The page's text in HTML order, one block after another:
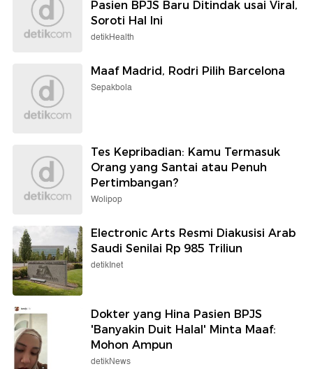
Pasien BPJS Baru Ditindak usai Viral,
Soroti Hal Ini
detikHealth
Maaf Madrid, Rodri Pilih Barcelona
Sepakbola
Tes Kepribadian: Kamu Termasuk
Orang yang Santai atau Penuh
Pertimbangan?
Wolipop
Electronic Arts Resmi Diakusisi Arab
Saudi Senilai Rp 985 Triliun
detikInet
Dokter yang Hina Pasien BPJS
'Banyakin Duit Halal' Minta Maaf:
Mohon Ampun
detikNews